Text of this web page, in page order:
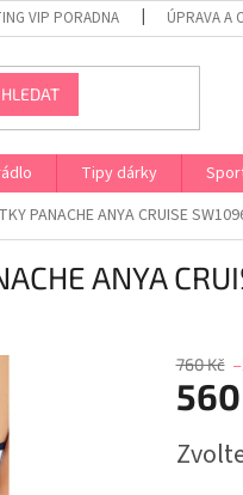
VIP PORADNA ÚPRAVA A
HLEDAT
Tipy dárky
PANACHE ANYA CRUISE
ANYA
760 Kč
cena: